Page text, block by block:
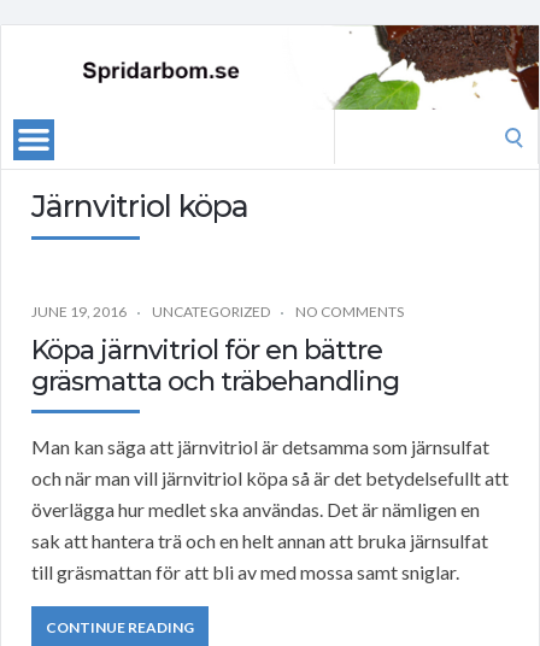
Järnvitriol köpa
JUNE 19, 2016 UNCATEGORIZED NO COMMENTS
Köpa järnvitriol för en bättre
gräsmatta och träbehandling
Man kan säga att järnvitriol är detsamma som järnsulfat
och när man vill järnvitriol köpa så är det betydelsefullt att
överlägga hur medlet ska användas. Det är nämligen en
sak att hantera trä och en helt annan att bruka järnsulfat
till gräsmattan för att bli av med mossa samt sniglar.
CONTINUE READING